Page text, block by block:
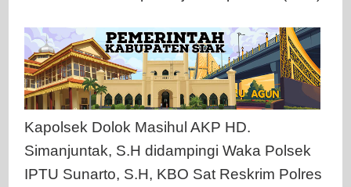
Kapolsek Dolok Masihul AKP HD.
Simanjuntak, S.H didampingi Waka Polsek
IPTU Sunarto, S.H, KBO Sat Reskrim Polres